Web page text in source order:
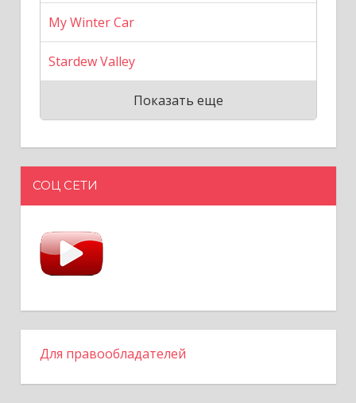
My Winter Car
Stardew Valley
Показать еще
СОЦ СЕТИ
Для правообладателей